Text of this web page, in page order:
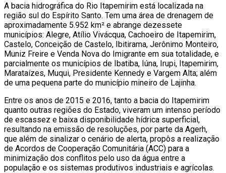
A bacia hidrográfica do Rio Itapemirim está localizada na
região sul do Espírito Santo. Tem uma área de drenagem de
aproximadamente 5.952 km² e abrange dezessete
municípios: Alegre, Atílio Vivácqua, Cachoeiro de Itapemirim,
Castelo, Conceição de Castelo, Ibitirama, Jerônimo Monteiro,
Muniz Freire e Venda Nova do Imigrante em sua totalidade, e
parcialmente os municípios de Ibatiba, Iúna, Irupi, Itapemirim,
Marataízes, Muqui, Presidente Kennedy e Vargem Alta; além
de uma pequena parte do município mineiro de Lajinha.
Entre os anos de 2015 e 2016, tanto a bacia do Itapemirim
quanto outras regiões do Estado, viveram um intenso período
de escassez e baixa disponibilidade hídrica superficial,
resultando na emissão de resoluções, por parte da Agerh,
que além de sinalizar o cenário de alerta, propôs a realização
de Acordos de Cooperação Comunitária (ACC) para a
minimização dos conflitos pelo uso da água entre a
população e os sistemas produtivos industriais e agrícolas.